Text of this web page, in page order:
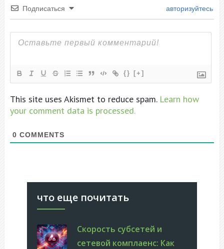
Подписаться авторизуйтесь
{} [+]
This site uses Akismet to reduce spam. Learn how
your comment data is processed.
0 COMMENTS
что еще почитать
Скорость субсетей и
сетевой комплаенс: Как